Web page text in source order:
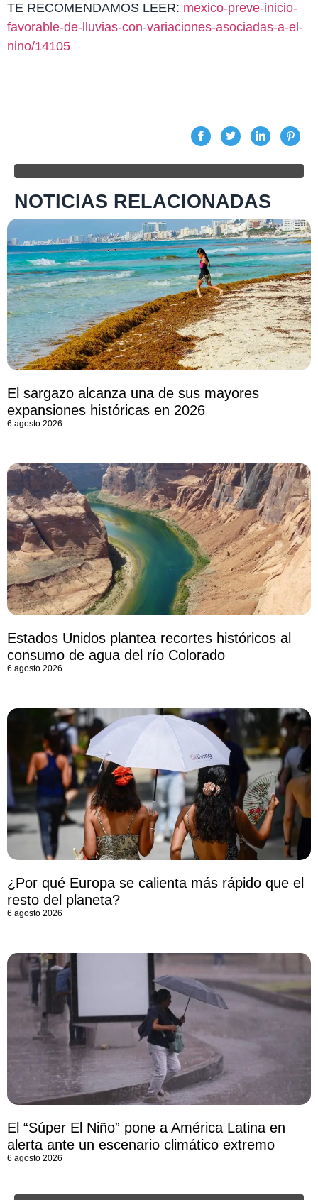
TE RECOMENDAMOS LEER: mexico-preve-inicio-
favorable-de-lluvias-con-variaciones-asociadas-a-el-
nino/14105
NOTICIAS RELACIONADAS
El sargazo alcanza una de sus mayores
expansiones históricas en 2026
6 agosto 2026
Estados Unidos plantea recortes históricos al
consumo de agua del río Colorado
6 agosto 2026
¿Por qué Europa se calienta más rápido que el
resto del planeta?
6 agosto 2026
El “Súper El Niño” pone a América Latina en
alerta ante un escenario climático extremo
6 agosto 2026